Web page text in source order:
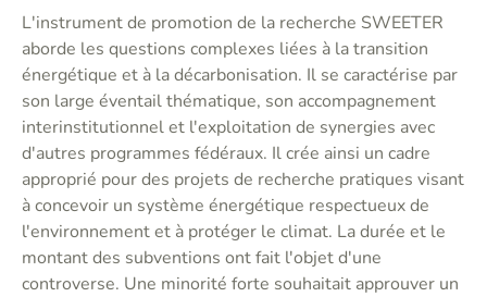
L'instrument de promotion de la recherche SWEETER
aborde les questions complexes liées à la transition
énergétique et à la décarbonisation. Il se caractérise par
son large éventail thématique, son accompagnement
interinstitutionnel et l'exploitation de synergies avec
d'autres programmes fédéraux. Il crée ainsi un cadre
approprié pour des projets de recherche pratiques visant
à concevoir un système énergétique respectueux de
l'environnement et à protéger le climat. La durée et le
montant des subventions ont fait l'objet d'une
controverse. Une minorité forte souhaitait approuver un